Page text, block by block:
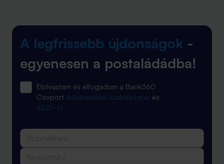
A legfrissebb újdonságok -
egyenesen a postaládádba!
Elolvastam és elfogadom a Bank360
Csoport Adatkezelési szabályzatát és
ÁSZF-ét